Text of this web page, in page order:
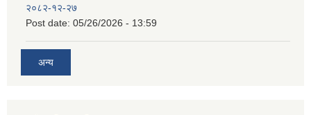
२०८२-१२-२७
Post date: 05/26/2026 - 13:59
अन्य